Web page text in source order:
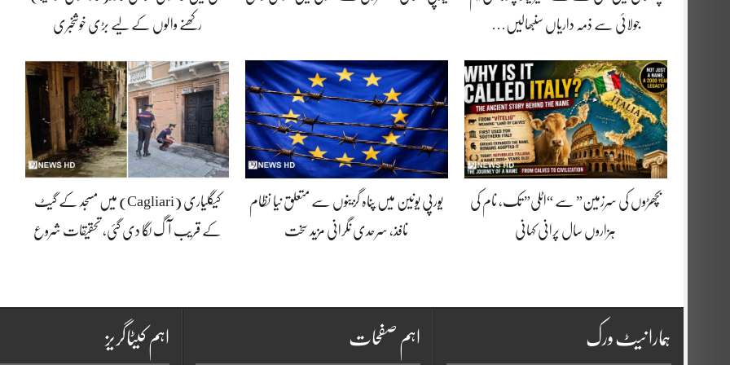
جولائی سے ذمہ داریاں سنبھالیں… رکھنے والوں کے لیے بڑی خوشخبری
بچھڑوں کی سرزمین” سے “اٹلی” تک، نام کی
ہزاروں سال پرانی کہانی
یورپی یونین میں پناہ گزینوں سے متعلق نیا نظام
نافذ، سرحدی نگرانی مزید سخت
کیگلیاری (Cagliari) میں مسجد کے گیٹ
کے قریب آگ لگا دی گئی، تحقیقات شروع
اہم کیٹاگریز اہم صفحات ہمارا نیٹ ورک